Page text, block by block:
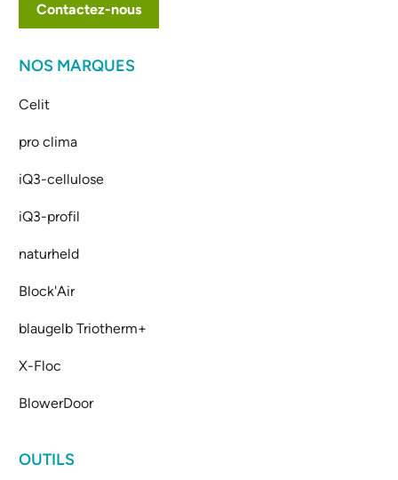
Contactez-nous
NOS MARQUES
Celit
pro clima
iQ3-cellulose
iQ3-profil
naturheld
Block'Air
blaugelb Triotherm+
X-Floc
BlowerDoor
OUTILS